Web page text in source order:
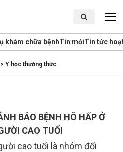
khám chữa bệnhTin mớiTin tức
> Y học thường thức
BÁO BỆNH HÔ HẤP Ở
CAO TUỔI
cao tuổi là nhóm đối